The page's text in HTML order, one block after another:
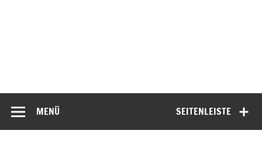
SEITENLEISTE
MENÜ